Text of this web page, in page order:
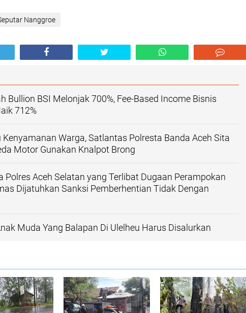
Nanggroe
Bullion BSI Melonjak 700%, Fee-Based Income Bisnis
712%
Kenyamanan Warga, Satlantas Polresta Banda Aceh Sita
Motor Gunakan Knalpot Brong
Polres Aceh Selatan yang Terlibat Dugaan Perampokan
Dijatuhkan Sanksi Pemberhentian Tidak Dengan
Muda Yang Balapan Di Ulelheu Harus Disalurkan